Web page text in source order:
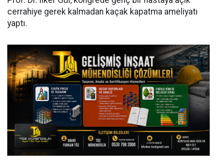
cerrahiye gerek kalmadan kaçak kapatma ameliyatı
yaptı.